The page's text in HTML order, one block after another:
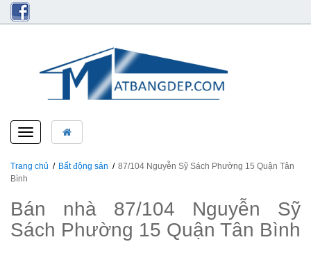
Toggle
navigation
Trang chủ Bất động sản
87/104 Nguyễn Sỹ Sách Phường 15 Quận Tân
Bình
Bán nhà 87/104 Nguyễn Sỹ
Sách Phường 15 Quận Tân Bình